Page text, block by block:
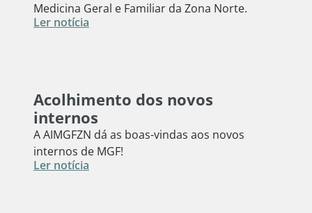
Medicina Geral e Familiar da Zona Norte.
Ler notícia
Acolhimento dos novos
internos
A AIMGFZN dá as boas-vindas aos novos
internos de MGF!
Ler notícia